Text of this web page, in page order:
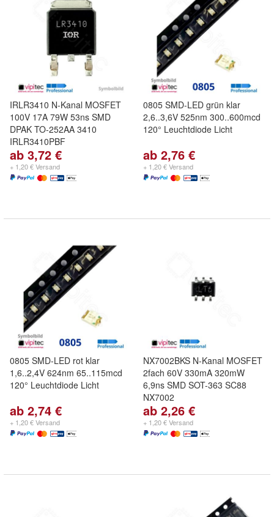
IRLR3410 N-Kanal MOSFET
100V 17A 79W 53ns SMD
DPAK TO-252AA 3410
IRLR3410PBF
ab 3,72 €
+ 1,20 € Versand
0805 SMD-LED grün klar
2,6..3,6V 525nm 300..600mcd
120° Leuchtdiode Licht
ab 2,76 €
+ 1,20 € Versand
0805 SMD-LED rot klar
1,6..2,4V 624nm 65..115mcd
120° Leuchtdiode Licht
ab 2,74 €
+ 1,20 € Versand
NX7002BKS N-Kanal MOSFET
2fach 60V 330mA 320mW
6,9ns SMD SOT-363 SC88
NX7002
ab 2,26 €
+ 1,20 € Versand